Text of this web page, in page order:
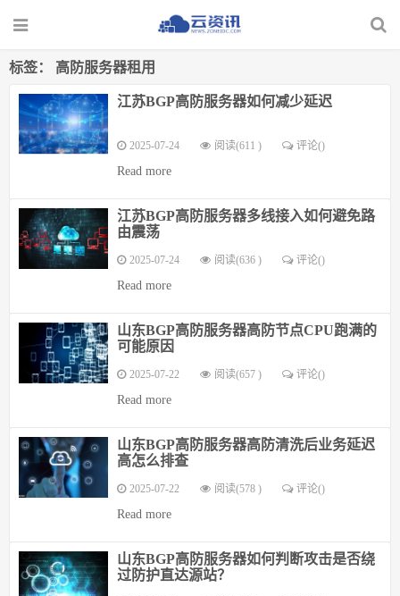
标签： 高防服务器租用
江苏BGP高防服务器如何减少延迟
2025-07-24 阅读(611 ) 评论()
Read more
江苏BGP高防服务器多线接入如何避免路
由震荡
2025-07-24 阅读(636 ) 评论()
Read more
山东BGP高防服务器高防节点CPU跑满的
可能原因
2025-07-22 阅读(657 ) 评论()
Read more
山东BGP高防服务器高防清洗后业务延迟
高怎么排查
2025-07-22 阅读(578 ) 评论()
Read more
山东BGP高防服务器如何判断攻击是否绕
过防护直达源站？